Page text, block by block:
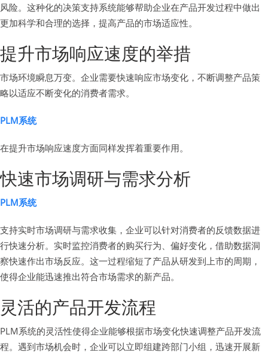
风险。这种化的决策支持系统能够帮助企业在产品开发过程中做出
更加科学和合理的选择，提高产品的市场适应性。
提升市场响应速度的举措
市场环境瞬息万变。企业需要快速响应市场变化，不断调整产品策
略以适应不断变化的消费者需求。
PLM系统
在提升市场响应速度方面同样发挥着重要作用。
快速市场调研与需求分析
PLM系统
支持实时市场调研与需求收集，企业可以针对消费者的反馈数据进
行快速分析。实时监控消费者的购买行为、偏好变化，借助数据洞
察快速作出市场反应。这一过程缩短了产品从研发到上市的周期，
使得企业能迅速推出符合市场需求的新产品。
灵活的产品开发流程
PLM系统的灵活性使得企业能够根据市场变化快速调整产品开发流
程。遇到市场机会时，企业可以立即组建跨部门小组，迅速开展新